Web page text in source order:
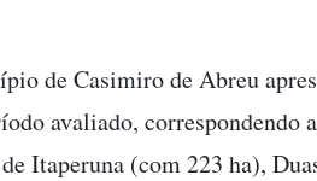
de Casimiro de Abreu
avaliado, correspondendo
Itaperuna (com 223 ha),